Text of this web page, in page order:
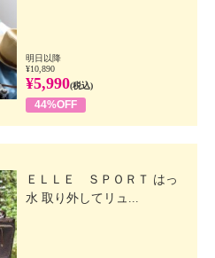
明日以降
¥10,890
¥5,990(税込)
44%OFF
ＥＬＬＥ ＳＰＯＲＴ はっ
水 取り外してリュ...